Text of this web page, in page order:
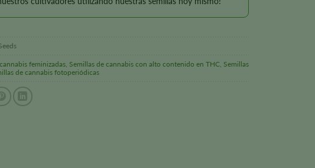
feminizadas, Semillas de cannabis con alto contenido en THC, Semillas
de cannabis fotoperiódicas